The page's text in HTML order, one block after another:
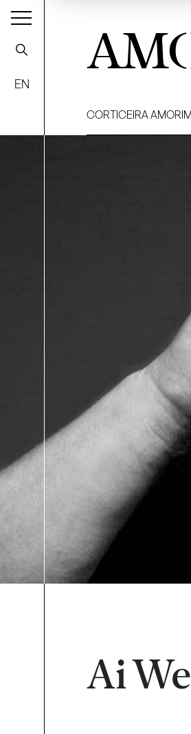
EN
CORTICEIRA AMORIM
Ai